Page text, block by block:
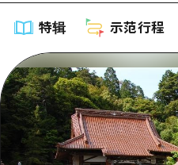
特辑 示范行程
特辑
列表
示范行程